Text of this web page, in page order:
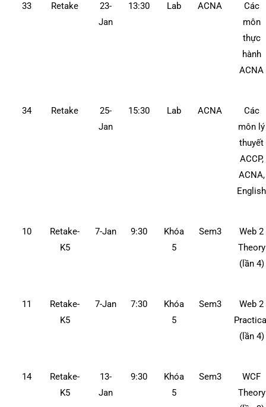
33 Retake
23-
Jan
13:30 Lab ACNA
Các
môn
thực
hành
ACNA
34 Retake
25-
Jan
15:30 Lab ACNA
Các
môn lý
thuyết
ACCP,
ACNA,
English
10
Retake-
K5
7-Jan 9:30
Khóa
5
Sem3
Web 2
Theory
(lần 4)
11
Retake-
K5
7-Jan 7:30
Khóa
5
Sem3
Web 2
(lần 4)
14
Retake-
K5
13-
Jan
9:30
Khóa
5
Sem3
WCF
Theory